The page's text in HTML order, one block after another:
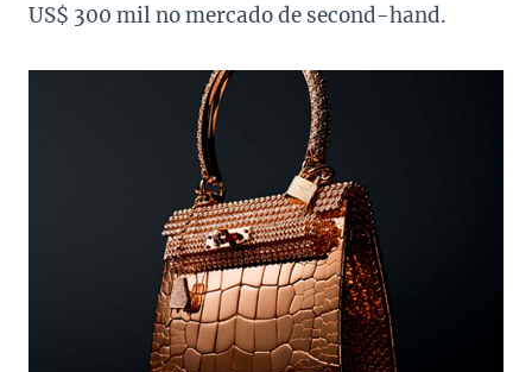
US$ 300 mil no mercado de second-hand.